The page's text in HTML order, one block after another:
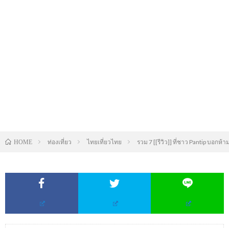
HOME ท่องเที่ยว ไทยเที่ยวไทย รวม 7 [[รีวิว]] ที่ชาว Pantip บอกห้